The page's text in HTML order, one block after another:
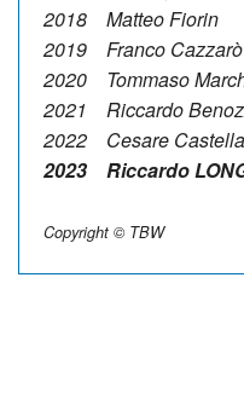
2018 Matteo Fiorin
2019 Franco Cazzarò
2020 Tommaso
2021 Riccardo
2022 Cesare
2023 Riccardo
Copyright © TBW